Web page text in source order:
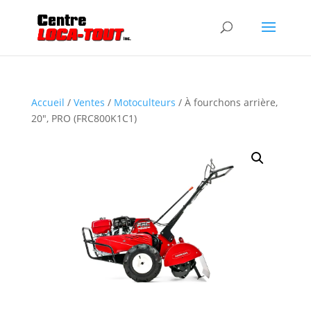
Accueil / Ventes / Motoculteurs / À fourchons arrière,
20″, PRO (FRC800K1C1)